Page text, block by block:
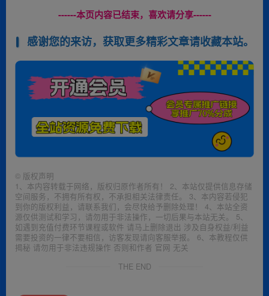
------本页内容已结束，喜欢请分享------
感谢您的来访，获取更多精彩文章请收藏本站。
© 版权声明
1、本内容转载于网络，版权归原作者所有！ 2、本站仅提供信息存储
空间服务，不拥有所有权，不承担相关法律责任。 3、本内容若侵犯
到你的版权利益，请联系我们，会尽快给予删除处理！ 4、本站全资
源仅供测试和学习，请勿用于非法操作，一切后果与本站无关。 5、
如遇到充值付费环节课程或软件 请马上删除退出 涉及自身权益/利益
需要投资的一律不要相信，访客发现请向客服举报。 6、本教程仅供
揭秘 请勿用于非法违规操作 否则和作者 官网 无关
THE END